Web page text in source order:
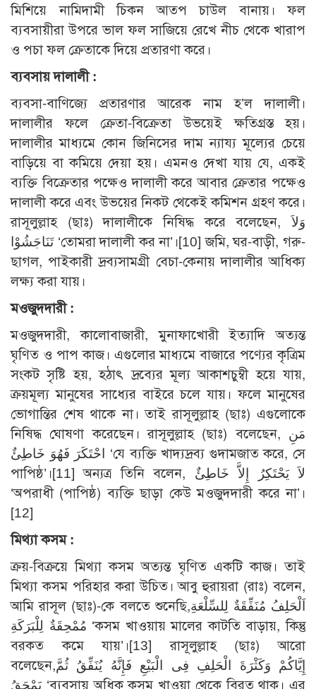
মিশিয়ে নামিদামী চিকন আতপ চাউল বানায়। ফল
ব্যবসায়ীরা উপরে ভাল ফল সাজিয়ে রেখে নীচ থেকে খারাপ
ও পচা ফল ক্রেতাকে দিয়ে প্রতারণা করে।
ব্যবসায় দালালী :
ব্যবসা-বাণিজ্যে প্রতারণার আরেক নাম হ’ল দালালী।
দালালীর ফলে ক্রেতা-বিক্রেতা উভয়েই ক্ষতিগ্রস্ত হয়।
দালালীর মাধ্যমে কোন জিনিসের দাম ন্যায্য মূল্যের চেয়ে
বাড়িয়ে বা কমিয়ে দেয়া হয়। এমনও দেখা যায় যে, একই
ব্যক্তি বিক্রেতার পক্ষেও দালালী করে আবার ক্রেতার পক্ষেও
দালালী করে এবং উভয়ের নিকট থেকেই কমিশন গ্রহণ করে।
রাসূলুল্লাহ (ছাঃ) দালালীকে নিষিদ্ধ করে বলেছেন, وَلاَ
تَنَاجَشُوْا ‘তোমরা দালালী কর না’।[10] জমি, ঘর-বাড়ী, গরু-
ছাগল, পাইকারী দ্রব্যসামগ্রী বেচা-কেনায় দালালীর আধিক্য
লক্ষ্য করা যায়।
মওজুদদারী :
মওজুদদারী, কালোবাজারী, মুনাফাখোরী ইত্যাদি অত্যন্ত
ঘৃণিত ও পাপ কাজ। এগুলোর মাধ্যমে বাজারে পণ্যের কৃত্রিম
সংকট সৃষ্টি হয়, হঠাৎ দ্রব্যের মূল্য আকাশচুম্বী হয়ে যায়,
ক্রয়মূল্য মানুষের সাধ্যের বাইরে চলে যায়। ফলে মানুষের
ভোগান্তির শেষ থাকে না। তাই রাসূলুল্লাহ (ছাঃ) এগুলোকে
নিষিদ্ধ ঘোষণা করেছেন। রাসূলুল্লাহ (ছাঃ) বলেছেন, مَنِ
احْتَكَرَ فَهُوَ خَاطِئٌ ‘যে ব্যক্তি খাদ্যদ্রব্য গুদামজাত করে, সে
পাপিষ্ঠ’।[11] অন্যত্র তিনি বলেন, لاَ يَحْتَكِرُ إِلاَّ خَاطِئٌ
‘অপরাধী (পাপিষ্ঠ) ব্যক্তি ছাড়া কেউ মওজুদদারী করে না’।
[12]
মিথ্যা কসম :
ক্রয়-বিক্রয়ে মিথ্যা কসম অত্যন্ত ঘৃণিত একটি কাজ। তাই
মিথ্যা কসম পরিহার করা উচিত। আবু হুরায়রা (রাঃ) বলেন,
আমি রাসূল (ছাঃ)-কে বলতে শুনেছি,اَلْحَلِفُ مُنَفِّقَةٌ لِلسِّلْعَةِ
مُمْحِقَةٌ لِلْبَرَكَةِ ‘কসম খাওয়ায় মালের কাটতি বাড়ায়, কিন্তু
বরকত কমে যায়’।[13] রাসূলুল্লাহ (ছাঃ) আরো
বলেছেন,إِيَّاكُمْ وَكَثْرَةَ الْحَلِفِ فِى الْبَيْعِ فَإِنَّهُ يُنَفِّقُ ثُمَّ
يَمْحَقُ ‘ব্যবসায় অধিক কসম খাওয়া থেকে বিরত থাক। এর